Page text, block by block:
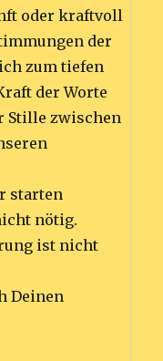
oder kraftvoll
der
zum tiefen
der Worte
Stille zwischen
starten
nötig.
ist nicht
Deinen